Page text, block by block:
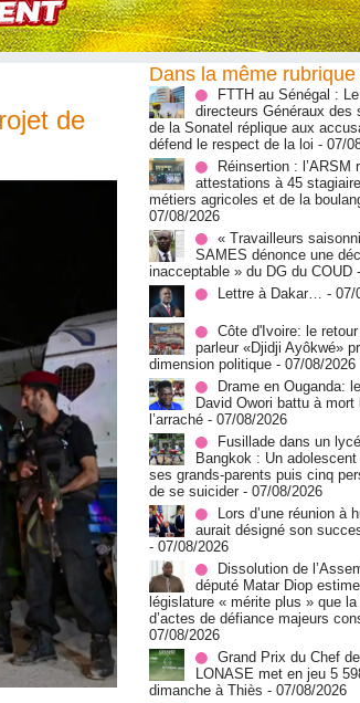
de
Dans la même rubrique
FTTH au Sénégal :
directeurs Généraux des
de la Sonatel réplique aux
défend le respect de la loi - 07/
Réinsertion : l’ARSM
attestations à 45
métiers agricoles et de la
07/08/2026
« Travailleurs
SAMES dénonce une
inacceptable » du DG du COUD
Lettre à Dakar… - 07/
Côte d'Ivoire: le
parleur «Djidji Ayôkwé»
dimension politique - 07/08/2026
Drame en Ouganda:
David Owori battu à mort
l’arraché - 07/08/2026
Fusillade dans un
Bangkok : Un
ses grands-parents puis cinq
de se suicider - 07/08/2026
Lors d’une réunion à
aurait désigné son
- 07/08/2026
Dissolution de
député Matar Diop
législature « mérite plus » que
d’actes de défiance majeurs
07/08/2026
Grand Prix du Chef
LONASE met en jeu 5
dimanche à Thiès - 07/08/2026